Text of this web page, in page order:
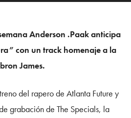
Anderson .Paak anticipa
con un track homenaje a la
James.
del rapero de Atlanta Future y
grabación de The Specials, la